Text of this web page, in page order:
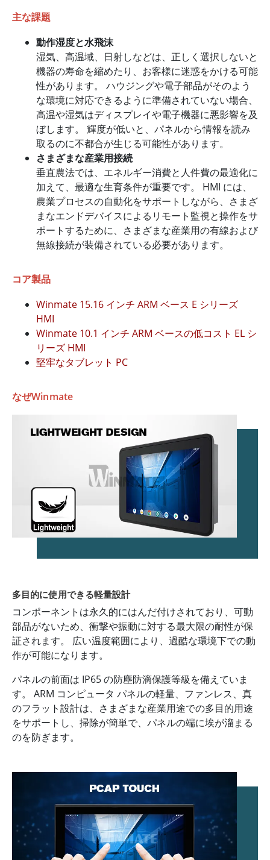
主な課題
動作湿度と水飛沫
湿気、高温域、日射しなどは、正しく選択しないと
機器の寿命を縮めたり、お客様に迷惑をかける可能
性があります。 ハウジングや電子部品がそのよう
な環境に対応できるように準備されていない場合、
高温や湿気はディスプレイや電子機器に悪影響を及
ぼします。 輝度が低いと、パネルから情報を読み
取るのに不都合が生じる可能性があります。
さまざまな産業用接続
垂直農法では、エネルギー消費と人件費の最適化に
加えて、最適な生育条件が重要です。 HMI には、
農業プロセスの自動化をサポートしながら、さまざ
まなエンドデバイスによるリモート監視と操作をサ
ポートするために、さまざまな産業用の有線および
無線接続が装備されている必要があります。
コア製品
Winmate 15.16 インチ ARM ベース E シリーズ
HMI
Winmate 10.1 インチ ARM ベースの低コスト EL シ
リーズ HMI
堅牢なタブレット PC
なぜWinmate
多目的に使用できる軽量設計
コンポーネントは永久的にはんだ付けされており、可動
部品がないため、衝撃や振動に対する最大限の耐性が保
証されます。 広い温度範囲により、過酷な環境下での動
作が可能になります。
パネルの前面は IP65 の防塵防滴保護等級を備えていま
す。 ARM コンピュータ パネルの軽量、ファンレス、真
のフラット設計は、さまざまな産業用途での多目的用途
をサポートし、掃除が簡単で、パネルの端に埃が溜まる
のを防ぎます。